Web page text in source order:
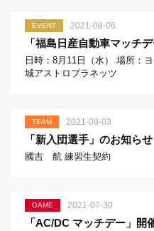
EVENT 2021-08-06
「福島日産自動車マッチ
日時：8月11日（水） 場所：
城アストロプラネッツ
TEAM 2021-08-03
「新入団選手」のお知らせ
國吉 航 練習生契約
GAME 2021-07-30
「AC/DC マッチデー」開